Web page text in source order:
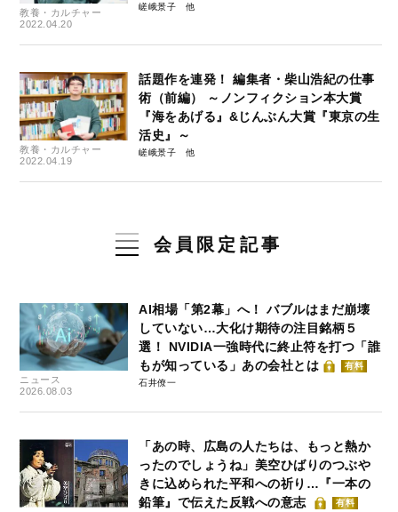
教養・カルチャー
2022.04.20
嵯峨景子
教養・カルチャー
2022.04.19
話題作を連発！ 編集者・柴山浩紀の仕事
術（前編） ～ノンフィクション本大賞
『海をあげる』&じんぶん大賞『東京の生
活史』～
嵯峨景子
会員限定記事
ニュース
2026.08.03
AI相場「第2幕」へ！ バブルはまだ崩壊
していない…大化け期待の注目銘柄５
選！ NVIDIA一強時代に終止符を打つ「誰
もが知っている」あの会社とは
有料
石井僚一
「あの時、広島の人たちは、もっと熱か
ったのでしょうね」美空ひばりのつぶや
きに込められた平和への祈り…『一本の
鉛筆』で伝えた反戦への意志
有料